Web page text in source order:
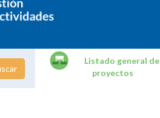
Listado general de
proyectos